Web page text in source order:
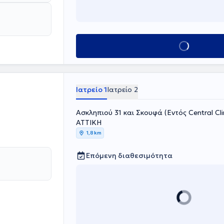
στην
πολυετή
της Μον
και, στη
Κλείσε ραντεβού
Ιατρείο 1Ιατρείο 2
Ασκληπιού 31 και Σκουφά (Εντός Central
ΑΤΤΙΚΗ
1,8 km
Επόμενη διαθεσιμότητα